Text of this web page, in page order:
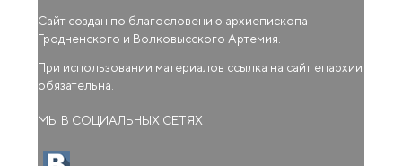
Сайт создан по благословению архиепископа
Гродненского и Волковысского Артемия.
При использовании материалов ссылка на сайт епархии
обязательна.
МЫ В СОЦИАЛЬНЫХ СЕТЯХ